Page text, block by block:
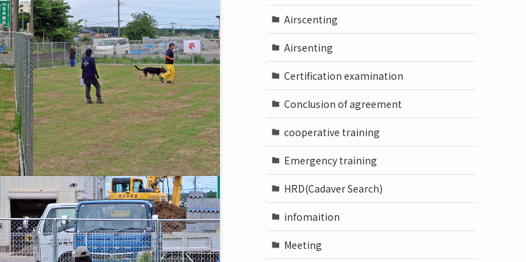
Airscenting
Airsenting
Certification examination
Conclusion of agreement
cooperative training
Emergency training
HRD(Cadaver Search)
infomaition
Meeting